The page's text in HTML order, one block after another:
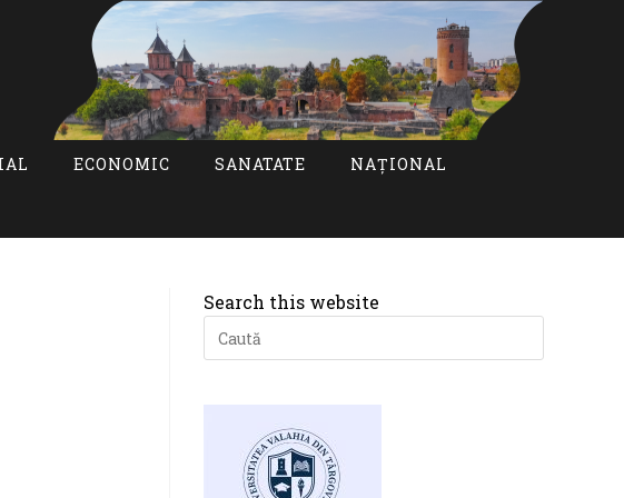
ECONOMIC SANATATE NAȚIONAL
Search this website